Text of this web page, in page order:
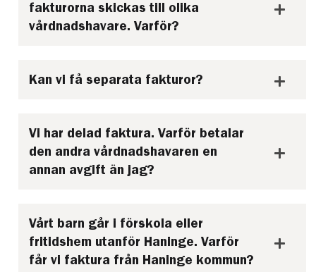
fakturorna skickas till olika
vårdnadshavare. Varför?
Kan vi få separata fakturor?
Vi har delad faktura. Varför betalar
den andra vårdnadshavaren en
annan avgift än jag?
Vårt barn går i förskola eller
fritidshem utanför Haninge. Varför
får vi faktura från Haninge kommun?